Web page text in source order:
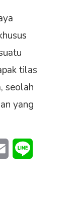
tilas
seolah
yang
Email